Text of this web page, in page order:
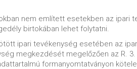
nem említett esetekben az ipari
birtokában lehet folytatni.
ipari tevékenység esetében az
megkezdését megelőzően az R.
formanyomtatványon